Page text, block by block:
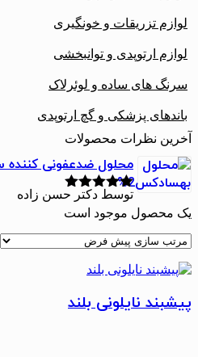
لوازم تزریقات و خونگیری
لوازم ارتوپدی و توانبخشی
سرنگ های ساده و لوئرلاک
باندهای پزشکی و گچ ارتوپدی
آخرین نظرات محصولات
محلول ضدعفونی
نمره5از 5
توسط دکتر حسن زاده
یک محصول موجود است
پیشبند نایلونی بلند